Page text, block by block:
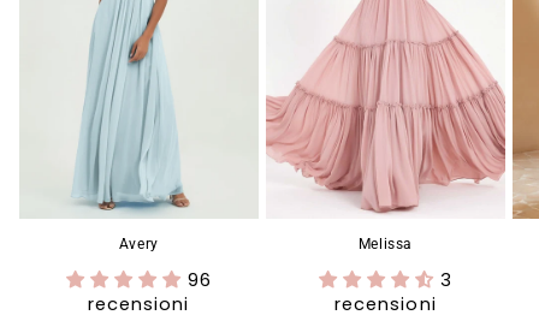
Avery
96
recensioni
Melissa
3
recensioni